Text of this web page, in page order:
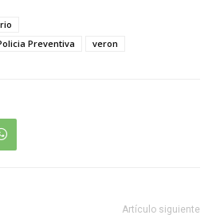
Preventiva veron
Artículo siguiente